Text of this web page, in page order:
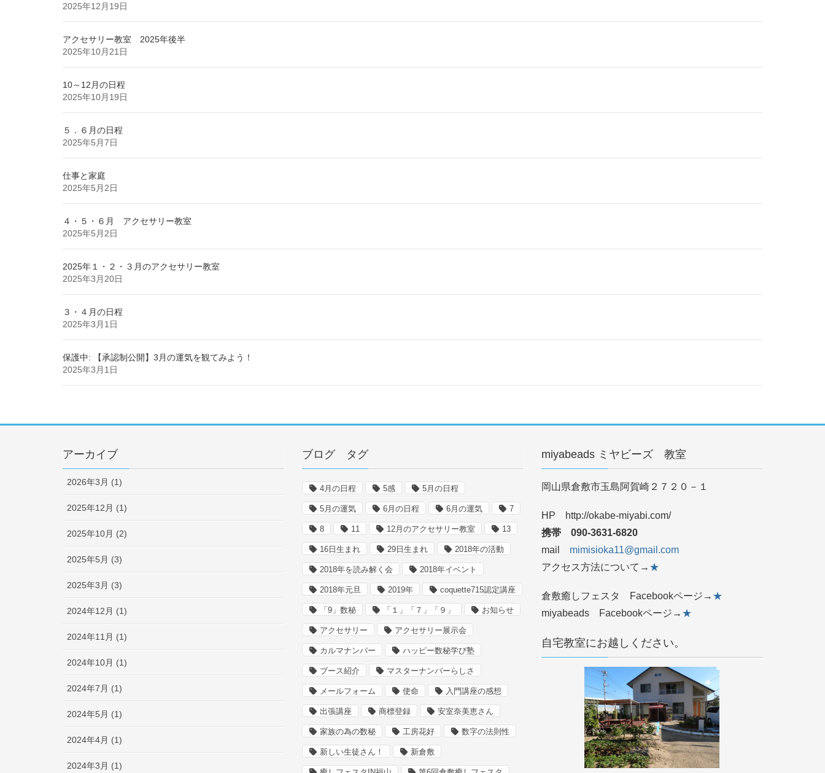
2025年12月19日
アクセサリー教室 2025年後半
2025年10月21日
10～12月の日程
2025年10月19日
５．６月の日程
2025年5月7日
仕事と家庭
2025年5月2日
４・５・６月 アクセサリー教室
2025年5月2日
2025年１・２・３月のアクセサリー教室
2025年3月20日
３・４月の日程
2025年3月1日
保護中: 【承認制公開】3月の運気を観てみよう！
2025年3月1日
アーカイブ
2026年3月 (1)
2025年12月 (1)
2025年10月 (2)
2025年5月 (3)
2025年3月 (3)
2024年12月 (1)
2024年11月 (1)
2024年10月 (1)
2024年7月 (1)
2024年5月 (1)
2024年4月 (1)
2024年3月 (1)
ブログ タグ
4月の日程 5感 5月の日程
5月の運気 6月の日程 6月の運気 7
8 11 12月のアクセサリー教室 13
16日生まれ 29日生まれ 2018年の活動
2018年を読み解く会 2018年イベント
2018年元旦 2019年 coquette715認定講座
「9」数秘 「１」「７」「９」 お知らせ
アクセサリー アクセサリー展示会
カルマナンバー ハッピー数秘学び塾
ブース紹介 マスターナンバーらしさ
メールフォーム 使命 入門講座の感想
出張講座 商標登録 安室奈美恵さん
家族の為の数秘 工房花好 数字の法則性
新しい生徒さん！ 新倉敷
miyabeads ミヤビーズ 教室
岡山県倉敷市玉島阿賀崎２７２０－１
HP http://okabe-miyabi.com/
携帯 090‐3631‐6820
mail mimisioka11@gmail.com
アクセス方法について→ ★
倉敷癒しフェスタ Facebookページ→ ★
miyabeads Facebookページ→ ★
自宅教室にお越しください。